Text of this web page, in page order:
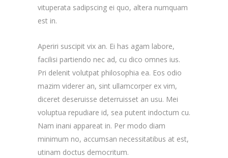
vituperata sadipscing ei quo, altera numquam
est in.
Aperiri suscipit vix an. Ei has agam labore,
facilisi partiendo nec ad, cu dico omnes ius.
Pri delenit volutpat philosophia ea. Eos odio
mazim viderer an, sint ullamcorper ex vim,
diceret deseruisse deterruisset an usu. Mei
voluptua repudiare id, sea putent indoctum cu.
Nam inani appareat in. Per modo diam
minimum no, accumsan necessitatibus at est,
utinam doctus democritum.